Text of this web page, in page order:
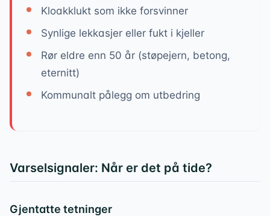
Kloakklukt som ikke forsvinner
Synlige lekkasjer eller fukt i kjeller
Rør eldre enn 50 år (støpejern, betong,
eternitt)
Kommunalt pålegg om utbedring
Varselsignaler: Når er det på tide?
Gjentatte tetninger